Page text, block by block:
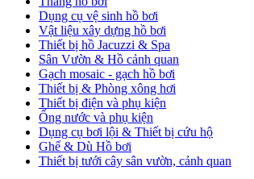
Dụng cụ vệ sinh hồ bơi
Vật liệu xây dựng hồ bơi
Thiết bị hồ Jacuzzi & Spa
Sân Vườn & Hồ cảnh quan
Gạch mosaic - gạch hồ bơi
Thiết bị & Phòng xông hơi
Thiết bị điện và phụ kiện
Ống nước và phụ kiện
Dụng cụ bơi lội & Thiết bị cứu hộ
Ghế & Dù Hồ bơi
Thiết bị tưới cây sân vườn, cảnh quan